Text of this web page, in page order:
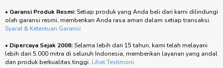
• Garansi Produk Resmi:Setiap produk yang Anda beli dari kami dilindungi
oleh garansi resmi, memberikan Anda rasa aman dalam setiap transaksi.
Syarat & Ketentuan Garansi
• Dipercaya Sejak 2008:Selama lebih dari 15 tahun, kami telah melayani
lebih dari 5.000 mitra di seluruh Indonesia, memberikan layanan yang andal
dan produk berkualitas tinggi. Lihat Testimoni